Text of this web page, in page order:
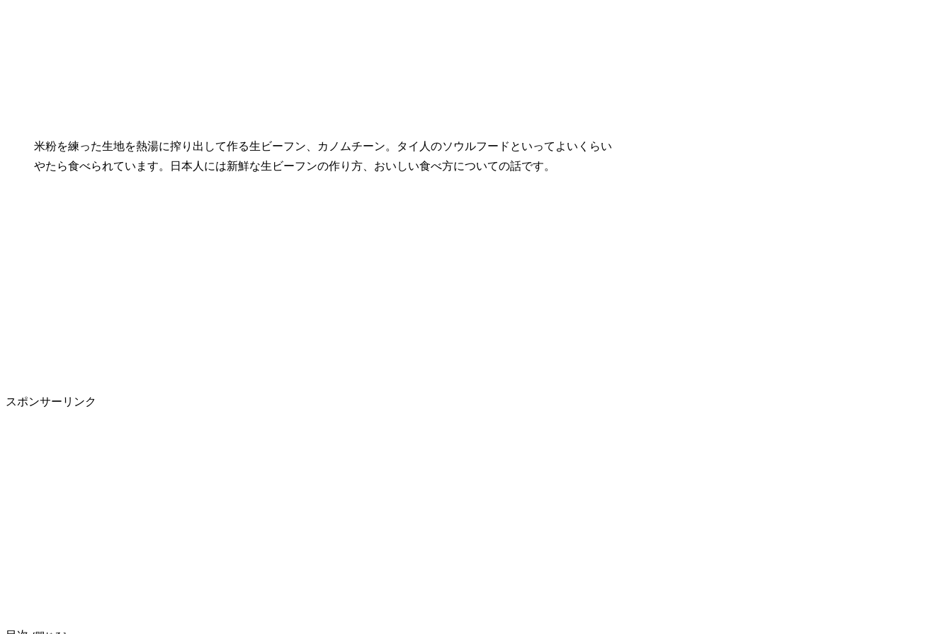
米粉を練った生地を熱湯に搾り出して作る生ビーフン、カノムチーン。タイ人のソウルフードといってよいくらい
やたら食べられています。日本人には新鮮な生ビーフンの作り方、おいしい食べ方についての話です。
スポンサーリンク